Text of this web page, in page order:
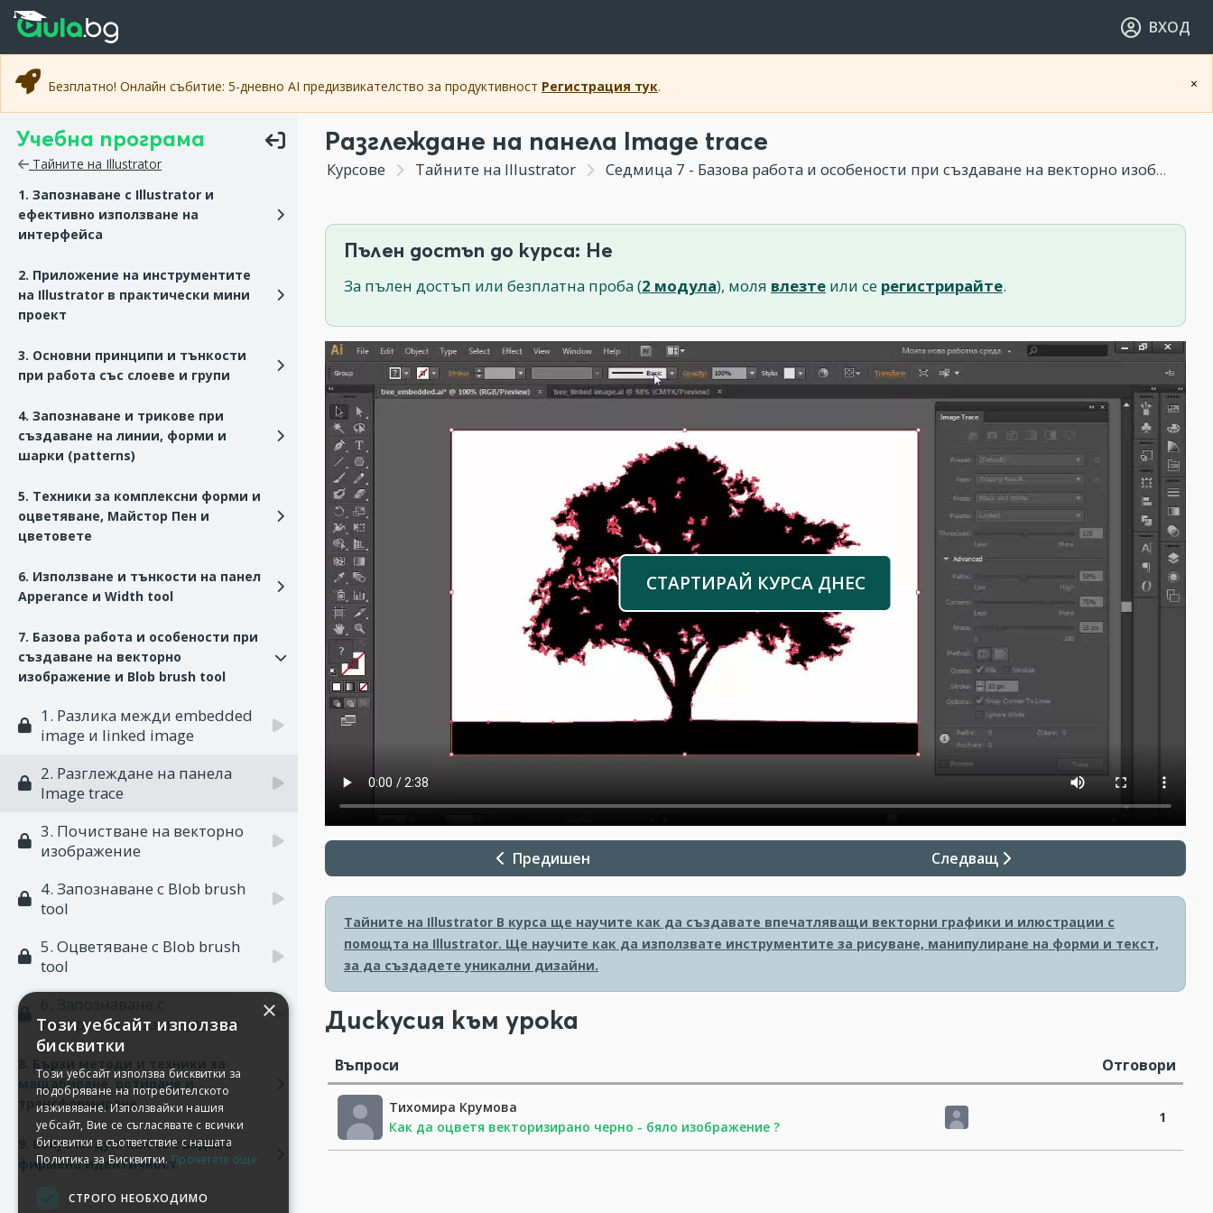
Прескочи към основното съдържание
Прескочи към навигацията
ВХОД
×
Безплатно! Онлайн събитие: 5-дневно AI предизвикателство за продуктивност Регистрация тук.
Учебна програма
Тайните на Illustrator
1. Запознаване с Illustrator и
ефективно използване на
интерфейса
2. Приложение на инструментите
на Illustrator в практически мини
проект
3. Основни принципи и тънкости
при работа със слоеве и групи
4. Запознаване и трикове при
създаване на линии, форми и
шарки (patterns)
5. Техники за комплексни форми и
оцветяване, Майстор Пен и
цветовете
6. Използване и тънкости на панел
Apperance и Width tool
7. Базова работа и особености при
създаване на векторно
изображение и Blob brush tool
1. Разлика межди embedded
image и linked image
2. Разглеждане на панела
Image trace
3. Почистване на векторно
изображение
4. Запознаване с Blob brush
tool
5. Оцветяване с Blob brush
tool
инструмента за изтриване
8. Бързи методи и техники за
мащабиране, ротиране и
трансформиране
9. Бонус модул: Как се създава
фирмена идентичност
Разглеждане на панела Image trace
Курсове Тайните на Illustrator Седмица 7 - Базова работа и особености при създаване на векторно изображение и Blob brush tool
Пълен достъп до курса: Не
За пълен достъп или безплатна проба (2 модула), моля влезте или се регистрирайте.
СТАРТИРАЙ КУРСА ДНЕС
Предишен Следващ
Тайните на Illustrator В курса ще научите как да създавате впечатляващи векторни графики и илюстрации с
помощта на Illustrator. Ще научите как да използвате инструментите за рисуване, манипулиране на форми и текст,
за да създадете уникални дизайни.
Дискусия към урока
Въпроси Отговори
Тихомира Крумова
Как да оцветя векторизирано черно - бяло изображение ?
1
×
Този уебсайт използва
бисквитки
Този уебсайт използва бисквитки за
подобряване на потребителското
изживяване. Използвайки нашия
уебсайт, Вие се съгласявате с всички
бисквитки в съответствие с нашата
Политика за Бисквитки. Прочетете още
СТРОГО НЕОБХОДИМО